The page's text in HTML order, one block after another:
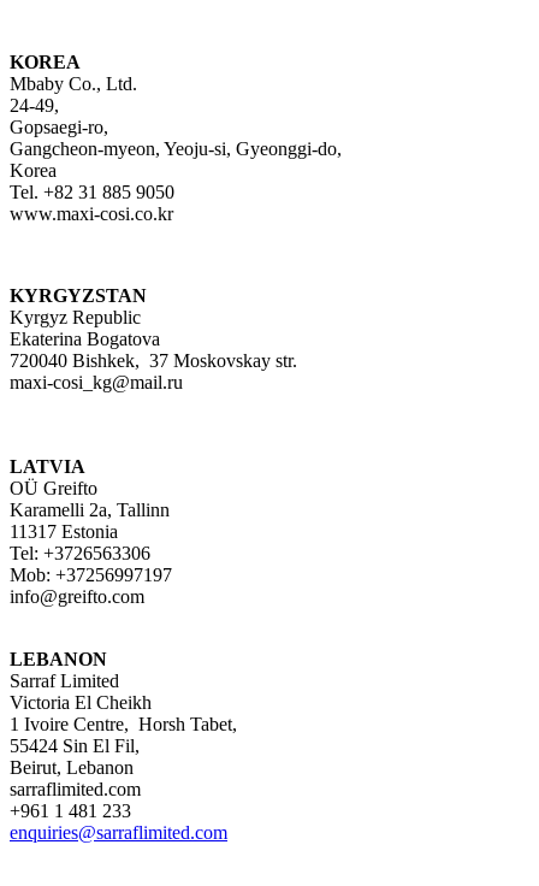
KOREA
Mbaby Co., Ltd.
24-49,
Gopsaegi-ro,
Gangcheon-myeon, Yeoju-si, Gyeonggi-do,
Korea
Tel. +82 31 885 9050
www.maxi-cosi.co.kr
KYRGYZSTAN
Kyrgyz Republic
Ekaterina Bogatova
720040 Bishkek, 37 Moskovskay str.
maxi-cosi_kg@mail.ru
LATVIA
OÜ Greifto
Karamelli 2a, Tallinn
11317 Estonia
Tel: +3726563306
Mob: +37256997197
info@greifto.com
LEBANON
Sarraf Limited
Victoria El Cheikh
1 Ivoire Centre, Horsh Tabet,
55424 Sin El Fil,
Beirut, Lebanon
sarraflimited.com
+961 1 481 233
enquiries@sarraflimited.com